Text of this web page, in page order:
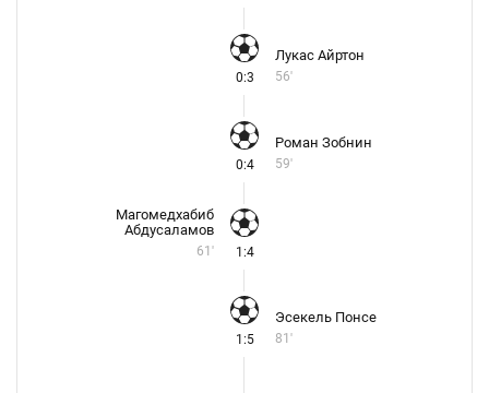
0:3
Лукас Айртон
56'
0:4
Роман Зобнин
59'
Магомедхабиб
Абдусаламов
61' 1:4
1:5
Эсекель Понсе
81'